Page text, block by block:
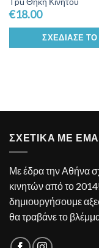
€18.00
ΣΧΕΔΊΑΣΕ ΤΟ
ΣΧΕΤΙΚΑ ΜΕ
Με έδρα την Αθήνα
κινητών από το
δημιουργήσουμε
θα τραβάνε το